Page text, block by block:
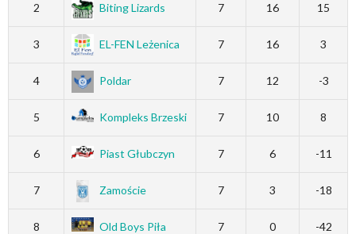
2 Biting Lizards 7 16 15
3 EL-FEN Leżenica 7 16 3
4 Poldar 7 12 -3
5 Kompleks Brzeski 7 10 8
6 Piast Głubczyn 7 6 -11
7 Zamoście 7 3 -18
8 Old Boys Piła 7 0 -42